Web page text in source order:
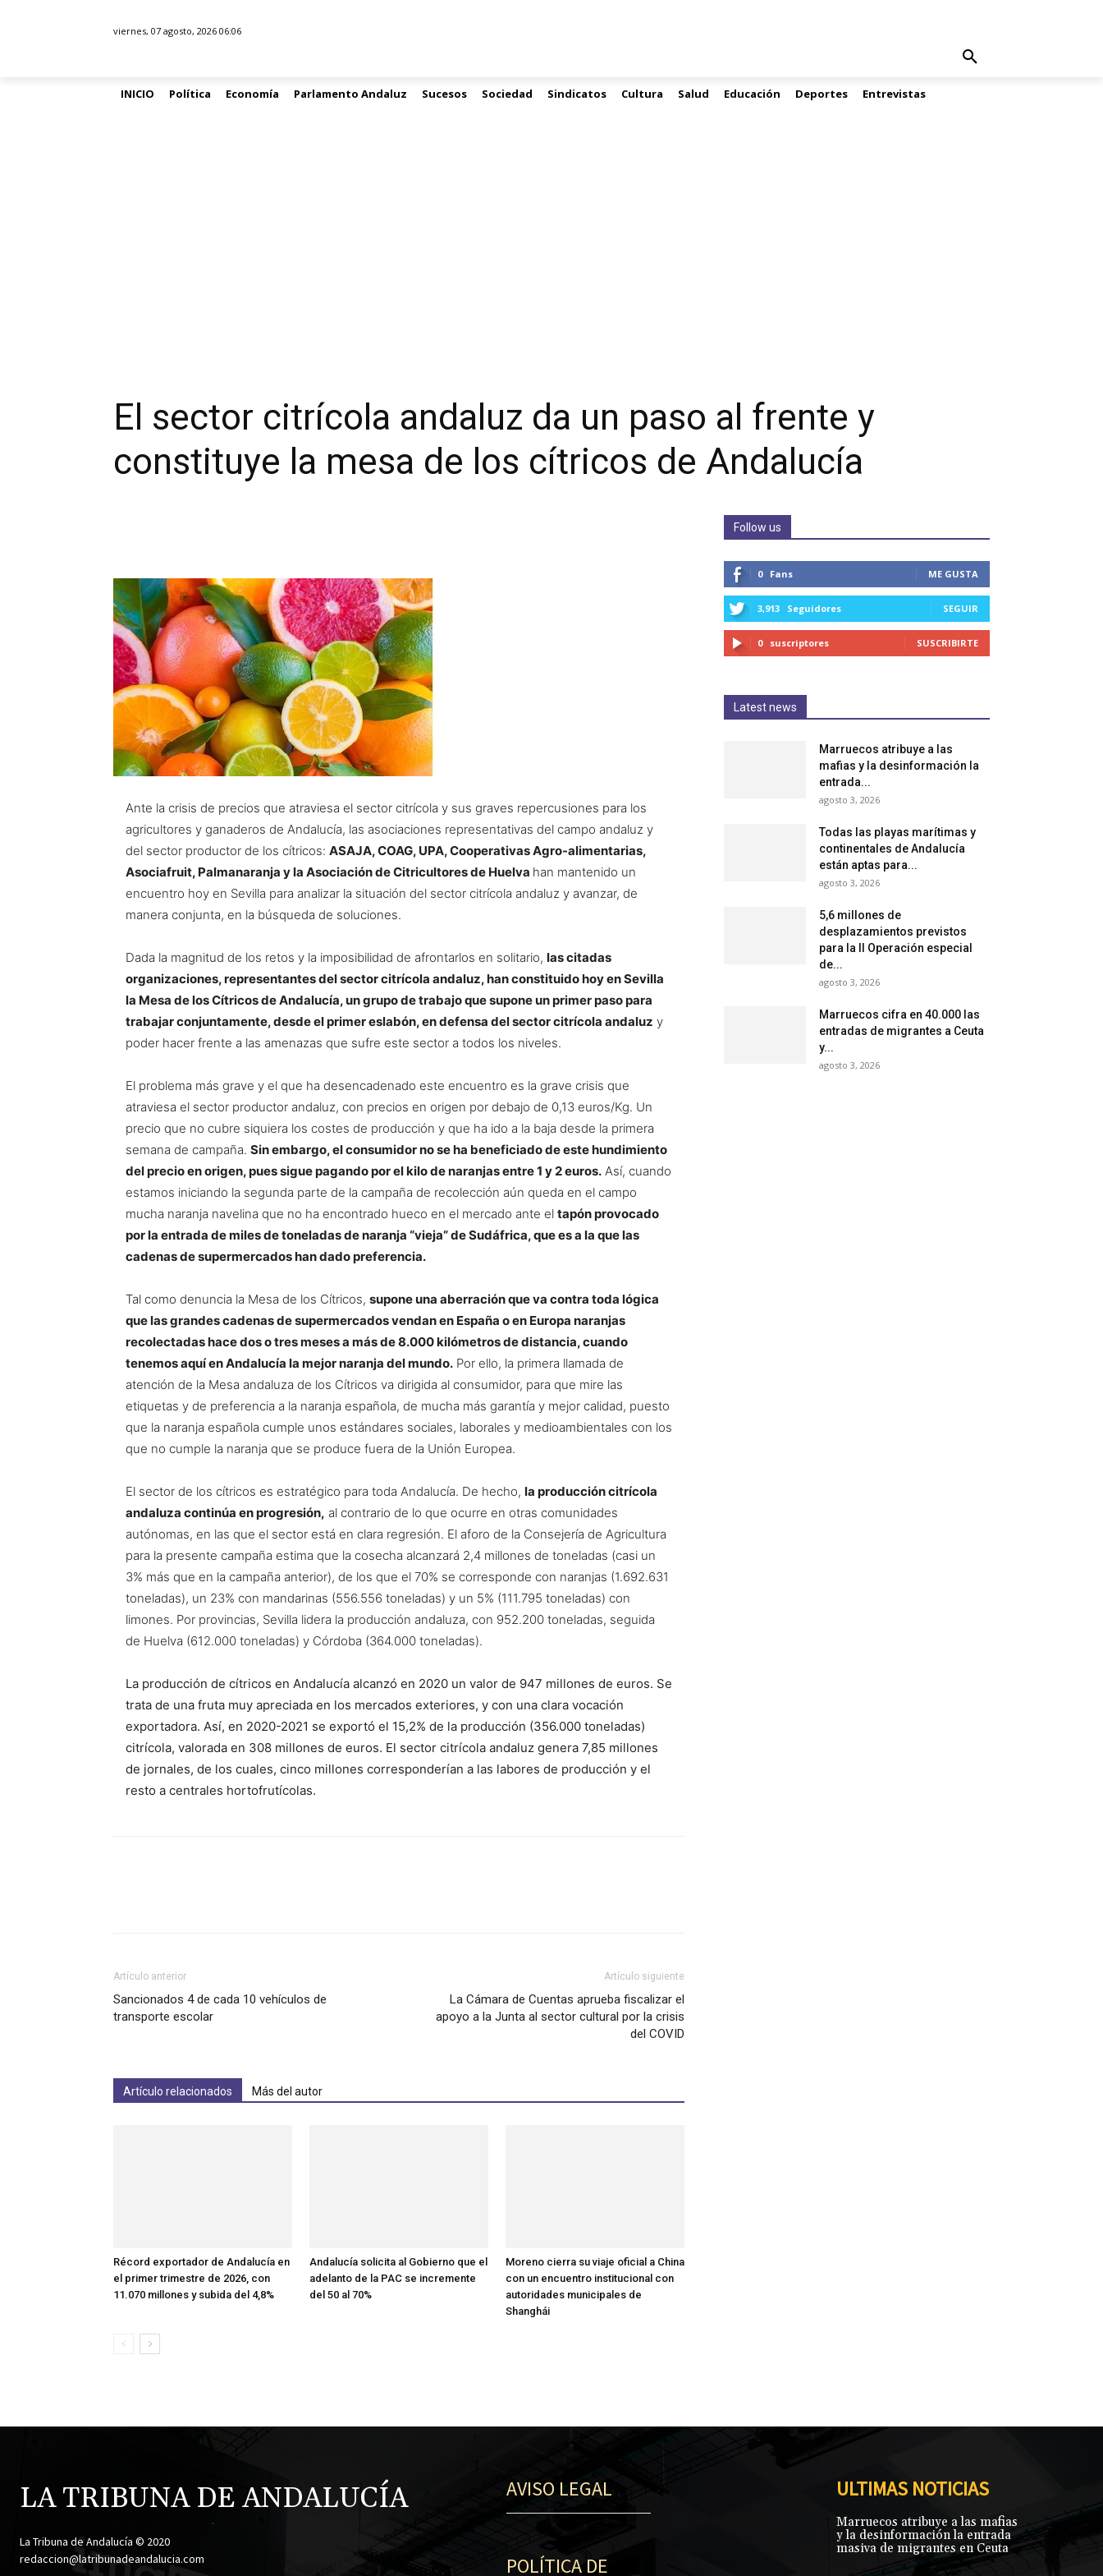
viernes, 07 agosto, 2026 06:06
INICIO Política Economía Parlamento Andaluz Sucesos Sociedad Sindicatos Cultura Salud Educación Deportes Entrevistas
El sector citrícola andaluz da un paso al frente y
constituye la mesa de los cítricos de Andalucía
Ante la crisis de precios que atraviesa el sector citrícola y sus graves repercusiones para los
agricultores y ganaderos de Andalucía, las asociaciones representativas del campo andaluz y
del sector productor de los cítricos: ASAJA, COAG, UPA, Cooperativas Agro-alimentarias,
Asociafruit, Palmanaranja y la Asociación de Citricultores de Huelva han mantenido un
encuentro hoy en Sevilla para analizar la situación del sector citrícola andaluz y avanzar, de
manera conjunta, en la búsqueda de soluciones.
Dada la magnitud de los retos y la imposibilidad de afrontarlos en solitario, las citadas
organizaciones, representantes del sector citrícola andaluz, han constituido hoy en Sevilla
la Mesa de los Cítricos de Andalucía, un grupo de trabajo que supone un primer paso para
trabajar conjuntamente, desde el primer eslabón, en defensa del sector citrícola andaluz y
poder hacer frente a las amenazas que sufre este sector a todos los niveles.
El problema más grave y el que ha desencadenado este encuentro es la grave crisis que
atraviesa el sector productor andaluz, con precios en origen por debajo de 0,13 euros/Kg. Un
precio que no cubre siquiera los costes de producción y que ha ido a la baja desde la primera
semana de campaña. Sin embargo, el consumidor no se ha beneficiado de este hundimiento
del precio en origen, pues sigue pagando por el kilo de naranjas entre 1 y 2 euros. Así, cuando
estamos iniciando la segunda parte de la campaña de recolección aún queda en el campo
mucha naranja navelina que no ha encontrado hueco en el mercado ante el tapón provocado
por la entrada de miles de toneladas de naranja “vieja” de Sudáfrica, que es a la que las
cadenas de supermercados han dado preferencia.
Tal como denuncia la Mesa de los Cítricos, supone una aberración que va contra toda lógica
que las grandes cadenas de supermercados vendan en España o en Europa naranjas
recolectadas hace dos o tres meses a más de 8.000 kilómetros de distancia, cuando
tenemos aquí en Andalucía la mejor naranja del mundo. Por ello, la primera llamada de
atención de la Mesa andaluza de los Cítricos va dirigida al consumidor, para que mire las
etiquetas y de preferencia a la naranja española, de mucha más garantía y mejor calidad, puesto
que la naranja española cumple unos estándares sociales, laborales y medioambientales con los
que no cumple la naranja que se produce fuera de la Unión Europea.
El sector de los cítricos es estratégico para toda Andalucía. De hecho, la producción citrícola
andaluza continúa en progresión, al contrario de lo que ocurre en otras comunidades
autónomas, en las que el sector está en clara regresión. El aforo de la Consejería de Agricultura
para la presente campaña estima que la cosecha alcanzará 2,4 millones de toneladas (casi un
3% más que en la campaña anterior), de los que el 70% se corresponde con naranjas (1.692.631
toneladas), un 23% con mandarinas (556.556 toneladas) y un 5% (111.795 toneladas) con
limones. Por provincias, Sevilla lidera la producción andaluza, con 952.200 toneladas, seguida
de Huelva (612.000 toneladas) y Córdoba (364.000 toneladas).
La producción de cítricos en Andalucía alcanzó en 2020 un valor de 947 millones de euros. Se
trata de una fruta muy apreciada en los mercados exteriores, y con una clara vocación
exportadora. Así, en 2020-2021 se exportó el 15,2% de la producción (356.000 toneladas)
citrícola, valorada en 308 millones de euros. El sector citrícola andaluz genera 7,85 millones
de jornales, de los cuales, cinco millones corresponderían a las labores de producción y el
resto a centrales hortofrutícolas.
Artículo anterior
Sancionados 4 de cada 10 vehículos de
transporte escolar
Artículo siguiente
La Cámara de Cuentas aprueba fiscalizar el
apoyo a la Junta al sector cultural por la crisis
del COVID
Artículo relacionados Más del autor
Récord exportador de Andalucía en
el primer trimestre de 2026, con
11.070 millones y subida del 4,8%
Andalucía solicita al Gobierno que el
adelanto de la PAC se incremente
del 50 al 70%
Moreno cierra su viaje oficial a China
con un encuentro institucional con
autoridades municipales de
Shanghái
Follow us
0 Fans ME GUSTA
3,913 Seguidores SEGUIR
0 suscriptores SUSCRIBIRTE
Latest news
Marruecos atribuye a las
mafias y la desinformación la
entrada...
agosto 3, 2026
Todas las playas marítimas y
continentales de Andalucía
están aptas para...
agosto 3, 2026
5,6 millones de
desplazamientos previstos
para la II Operación especial
de...
agosto 3, 2026
Marruecos cifra en 40.000 las
entradas de migrantes a Ceuta
y...
agosto 3, 2026
LA TRIBUNA DE ANDALUCÍA
.
La Tribuna de Andalucía © 2020
redaccion@latribunadeandalucia.com
AVISO LEGAL
POLÍTICA DE
ULTIMAS NOTICIAS
Marruecos atribuye a las mafias
y la desinformación la entrada
masiva de migrantes en Ceuta